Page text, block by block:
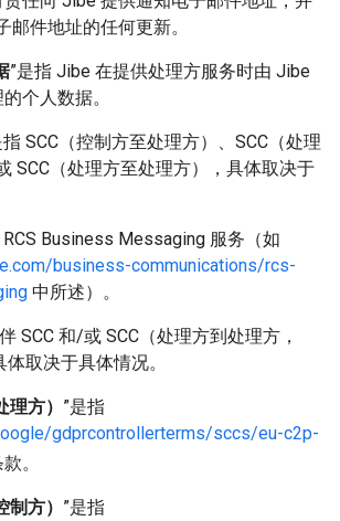
邮件地址的任何更新。
”是指 Jibe 在提供处理方服务时由 Jibe
个人数据。
指 SCC（控制方至处理方）、SCC（处理
SCC（处理方至处理方），具体取决于
RCS Business Messaging 服务（如
business-communications/rcs-
中所述）。
SCC 和/或 SCC（处理方到处理方，
取决于具体情况。
方） ”是指
gdprcontrollerterms/sccs/eu-c2p-
。
方） ”是指